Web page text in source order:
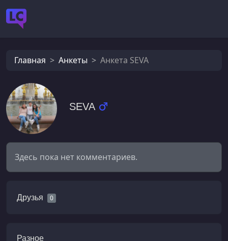
Главная Анкеты Анкета SEVA
SEVA
Здесь пока нет комментариев.
Друзья 0
Разное